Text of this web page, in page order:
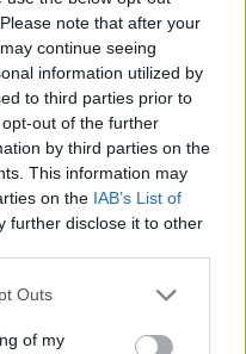
note that after your
continue seeing
information utilized by
to third parties prior to
out of the further
by third parties on the
This information may
on the IAB’s List of
further disclose it to other
one or more Google
You may click to
Outs
of my
στη ιστορία της
έργο (!) τον
Καραμανλή που
Η πόλη ζέχνει από
όλα, το κέντρο
ενώ φυσικά το
για τον ΟΑΣΘ
βελτίωσης. Όπως είχε
λίγους για
αλλά όχι όλους για
για τον Ζέρβα αυτό